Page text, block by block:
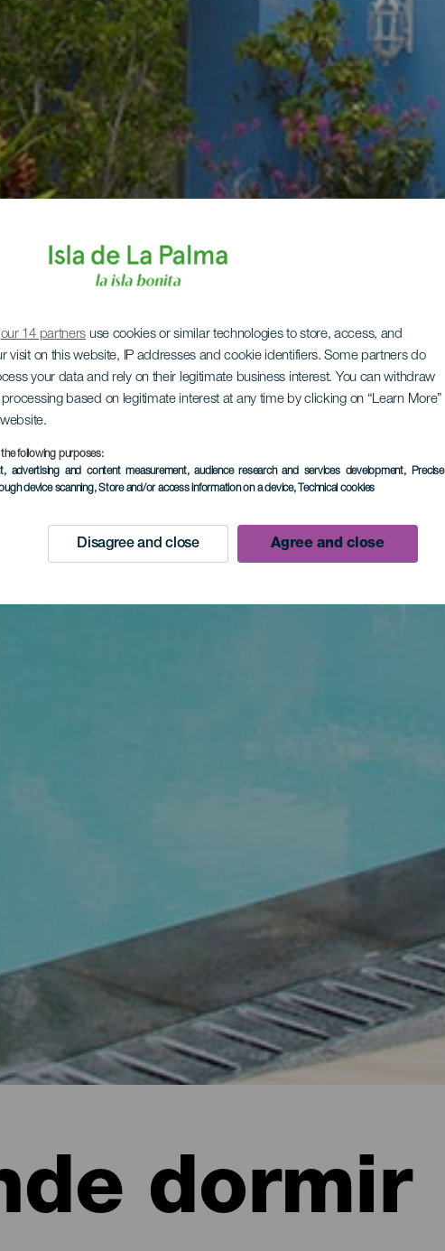
our 14 partners use cookies or similar technologies to store, access, and
visit on this website, IP addresses and cookie identifiers. Some partners do
your data and rely on their legitimate business interest. You can withdraw
based on legitimate interest at any time by clicking on “Learn More”
following purposes:
advertising and content measurement, audience research and services development, Precise
device scanning, Store and/or access information on a device, Technical cookies
Disagree and close Agree and close
dormir